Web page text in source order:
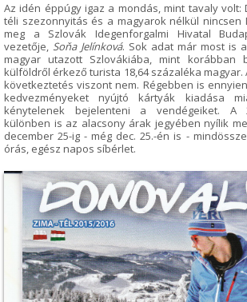
Az idén éppúgy igaz a mondás, mint tavaly volt:
téli szezonnyitás és a magyarok nélkül nincsen
meg a Szlovák Idegenforgalmi Hivatal
vezetője, Soňa Jelínková. Sok adat már most is
magyar utazott Szlovákiába, mint korábban
külföldről érkező turista 18,64 százaléka magyar.
következtetés viszont nem. Régebben is
kedvezményeket nyújtó kártyák kiadása
kénytelenek bejelenteni a vendégeiket. A
különben is az alacsony árak jegyében nyílik
december 25-ig - még dec. 25.-én is -
órás, egész napos síbérlet.